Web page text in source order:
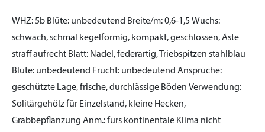
WHZ:5b Blüte: unbedeutend Breite/m:0,6-1,5Wuchs:
schwach, schmal kegelförmig, kompakt, geschlossen, Äste
straff aufrecht Blatt: Nadel, federartig, Triebspitzen stahlblau
Blüte: unbedeutend Frucht: unbedeutend Ansprüche:
geschützte Lage, frische, durchlässige Böden Verwendung:
Solitärgehölz für Einzelstand, kleine Hecken,
Grabbepflanzung Anm.:fürs kontinentale Klima nicht